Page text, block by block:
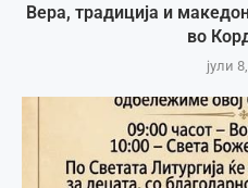
Вера, традиција и
во
јули